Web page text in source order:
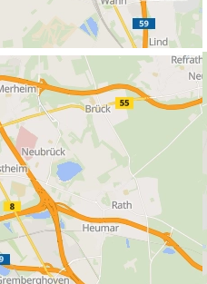
Köln-Bonn-AirportKennedystraße
51147 Köln (Deutschland)